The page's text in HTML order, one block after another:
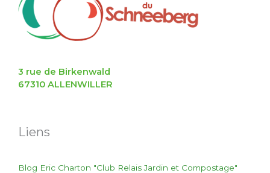
3 rue de Birkenwald
67310 ALLENWILLER
Liens
Blog Eric Charton "Club Relais Jardin et Compostage"